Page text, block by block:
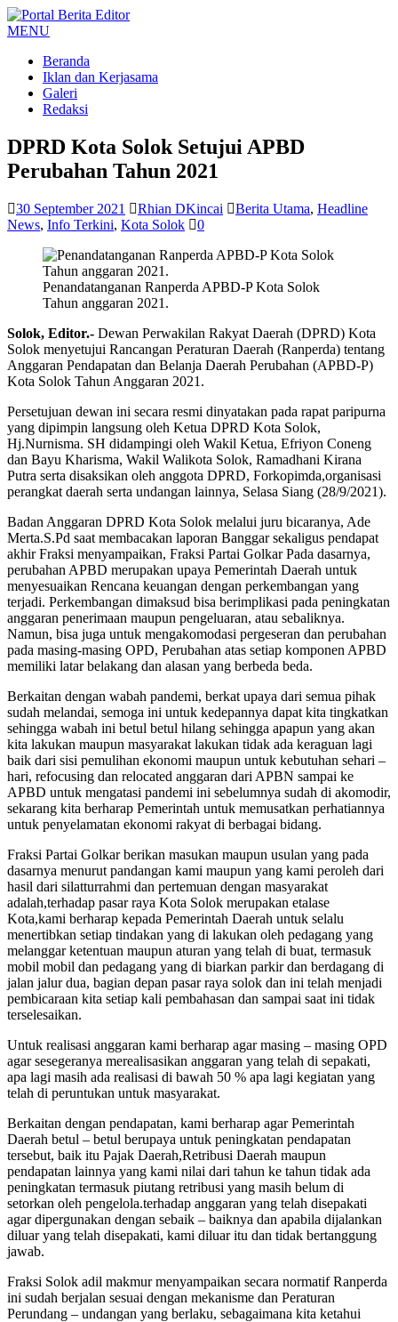
MENU
Beranda
Iklan dan Kerjasama
Galeri
Redaksi
DPRD Kota Solok Setujui APBD
Perubahan Tahun 2021
30 September 2021 Rhian DKincai Berita Utama, Headline
News, Info Terkini, Kota Solok 0
Penandatanganan Ranperda APBD-P Kota Solok
Tahun anggaran 2021.
Solok, Editor.- Dewan Perwakilan Rakyat Daerah (DPRD) Kota
Solok menyetujui Rancangan Peraturan Daerah (Ranperda) tentang
Anggaran Pendapatan dan Belanja Daerah Perubahan (APBD-P)
Kota Solok Tahun Anggaran 2021.
Persetujuan dewan ini secara resmi dinyatakan pada rapat paripurna
yang dipimpin langsung oleh Ketua DPRD Kota Solok,
Hj.Nurnisma. SH didampingi oleh Wakil Ketua, Efriyon Coneng
dan Bayu Kharisma, Wakil Walikota Solok, Ramadhani Kirana
Putra serta disaksikan oleh anggota DPRD, Forkopimda,organisasi
perangkat daerah serta undangan lainnya, Selasa Siang (28/9/2021).
Badan Anggaran DPRD Kota Solok melalui juru bicaranya, Ade
Merta.S.Pd saat membacakan laporan Banggar sekaligus pendapat
akhir Fraksi menyampaikan, Fraksi Partai Golkar Pada dasarnya,
perubahan APBD merupakan upaya Pemerintah Daerah untuk
menyesuaikan Rencana keuangan dengan perkembangan yang
terjadi. Perkembangan dimaksud bisa berimplikasi pada peningkatan
anggaran penerimaan maupun pengeluaran, atau sebaliknya.
Namun, bisa juga untuk mengakomodasi pergeseran dan perubahan
pada masing-masing OPD, Perubahan atas setiap komponen APBD
memiliki latar belakang dan alasan yang berbeda beda.
Berkaitan dengan wabah pandemi, berkat upaya dari semua pihak
sudah melandai, semoga ini untuk kedepannya dapat kita tingkatkan
sehingga wabah ini betul betul hilang sehingga apapun yang akan
kita lakukan maupun masyarakat lakukan tidak ada keraguan lagi
baik dari sisi pemulihan ekonomi maupun untuk kebutuhan sehari –
hari, refocusing dan relocated anggaran dari APBN sampai ke
APBD untuk mengatasi pandemi ini sebelumnya sudah di akomodir,
sekarang kita berharap Pemerintah untuk memusatkan perhatiannya
untuk penyelamatan ekonomi rakyat di berbagai bidang.
Fraksi Partai Golkar berikan masukan maupun usulan yang pada
dasarnya menurut pandangan kami maupun yang kami peroleh dari
hasil dari silatturrahmi dan pertemuan dengan masyarakat
adalah,terhadap pasar raya Kota Solok merupakan etalase
Kota,kami berharap kepada Pemerintah Daerah untuk selalu
menertibkan setiap tindakan yang di lakukan oleh pedagang yang
melanggar ketentuan maupun aturan yang telah di buat, termasuk
mobil mobil dan pedagang yang di biarkan parkir dan berdagang di
jalan jalur dua, bagian depan pasar raya solok dan ini telah menjadi
pembicaraan kita setiap kali pembahasan dan sampai saat ini tidak
terselesaikan.
Untuk realisasi anggaran kami berharap agar masing – masing OPD
agar sesegeranya merealisasikan anggaran yang telah di sepakati,
apa lagi masih ada realisasi di bawah 50 % apa lagi kegiatan yang
telah di peruntukan untuk masyarakat.
Berkaitan dengan pendapatan, kami berharap agar Pemerintah
Daerah betul – betul berupaya untuk peningkatan pendapatan
tersebut, baik itu Pajak Daerah,Retribusi Daerah maupun
pendapatan lainnya yang kami nilai dari tahun ke tahun tidak ada
peningkatan termasuk piutang retribusi yang masih belum di
setorkan oleh pengelola.terhadap anggaran yang telah disepakati
agar dipergunakan dengan sebaik – baiknya dan apabila dijalankan
diluar yang telah disepakati, kami diluar itu dan tidak bertanggung
jawab.
Fraksi Solok adil makmur menyampaikan secara normatif Ranperda
ini sudah berjalan sesuai dengan mekanisme dan Peraturan
Perundang – undangan yang berlaku, sebagaimana kita ketahui